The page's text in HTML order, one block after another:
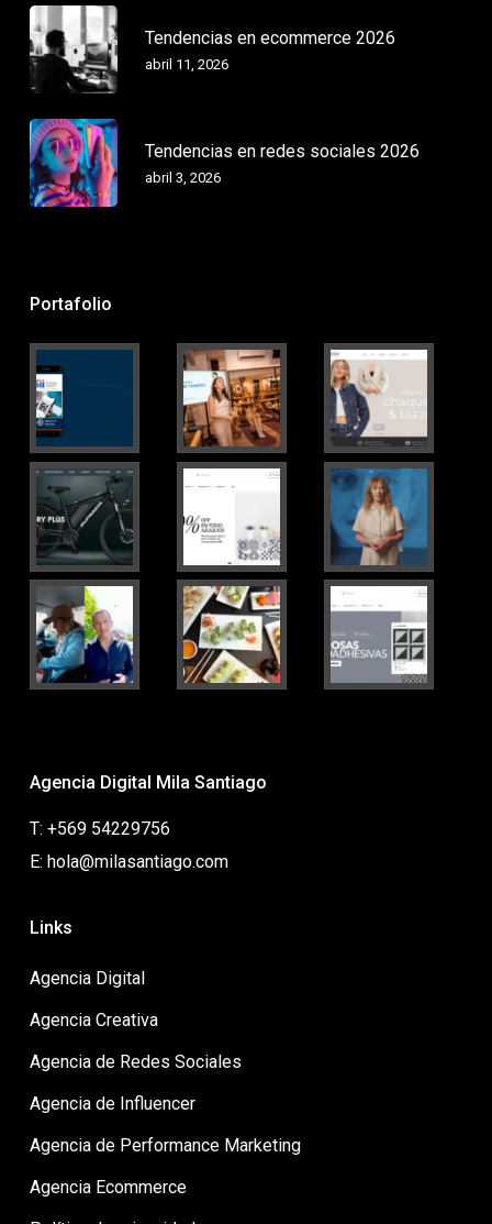
Tendencias en ecommerce 2026
abril 11, 2026
Tendencias en redes sociales 2026
abril 3, 2026
Portafolio
Agencia Digital Mila Santiago
T: +569 54229756
E: hola@milasantiago.com
Links
Agencia Digital
Agencia Creativa
Agencia de Redes Sociales
Agencia de Influencer
Agencia de Performance Marketing
Agencia Ecommerce